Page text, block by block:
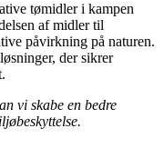
tømidler i kampen
af midler til
påvirkning på naturen.
der sikrer
vi skabe en bedre